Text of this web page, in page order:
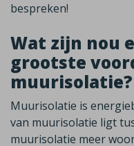
bespreken!
Wat zijn nou
grootste
muurisolatie?
Muurisolatie is
van muurisolatie ligt
muurisolatie meer